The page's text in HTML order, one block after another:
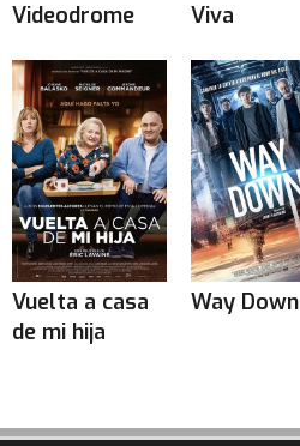
Videodrome Viva
Vuelta a casa
de mi hija
Way Down